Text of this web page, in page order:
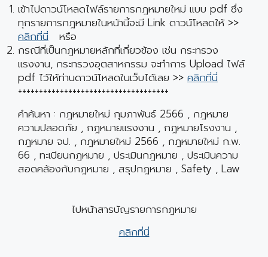
เข้าไปดาวน์โหลดไฟล์รายการกฎหมายใหม่ แบบ pdf ซึ่ง
ทุกรายการกฎหมายในหน้านี้จะมี Link ดาวน์โหลดให้ >>
คลิกที่นี่ หรือ
กรณีที่เป็นกฎหมายหลักที่เกี่ยวข้อง เช่น กระทรวง
แรงงาน, กระทรวงอุตสาหกรรม จะทำการ Upload ไฟล์
pdf ไว้ให้ท่านดาวน์โหลดในเว็บได้เลย >> คลิกที่นี่
++++++++++++++++++++++++++++++++++++
คำค้นหา : กฎหมายใหม่ กุมภาพันธ์ 2566 , กฎหมาย
ความปลอดภัย , กฎหมายแรงงาน , กฎหมายโรงงาน ,
กฎหมาย จป. , กฎหมายใหม่ 2566 , กฎหมายใหม่ ก.พ.
66 , ทะเบียนกฎหมาย , ประเมินกฎหมาย , ประเมินความ
สอดคล้องกับกฎหมาย , สรุปกฎหมาย , Safety , Law
ไปหน้าสารบัญรายการกฎหมาย
คลิกที่นี่